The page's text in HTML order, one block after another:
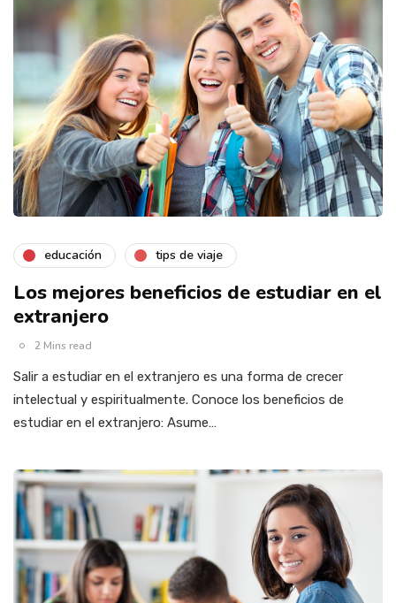
educación tips de viaje
Los mejores beneficios de estudiar en el
extranjero
2 Mins read
Salir a estudiar en el extranjero es una forma de crecer
intelectual y espiritualmente. Conoce los beneficios de
estudiar en el extranjero: Asume…